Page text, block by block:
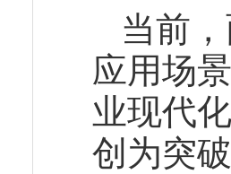
当前
应用场
业现代
创为突